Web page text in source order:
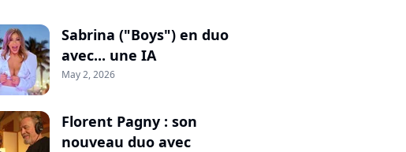
Sabrina ("Boys") en duo
avec... une IA
May 2, 2026
Florent Pagny : son
nouveau duo avec